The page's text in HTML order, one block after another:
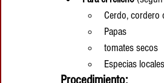
Cerdo, cordero
Papas
tomates secos
Especias